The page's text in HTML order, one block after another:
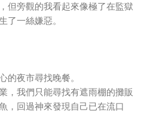
但旁觀的我看起來像極了在監獄
了一絲嫌惡。
的夜市尋找晚餐。
，我們只能尋找有遮雨棚的攤販
，回過神來發現自己已在流口